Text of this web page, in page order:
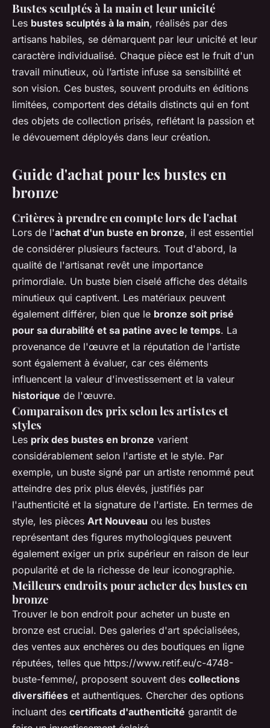
Bustes sculptés à la main et leur unicité
Les bustes sculptés à la main, réalisés par des
artisans habiles, se démarquent par leur unicité et leur
caractère individualisé. Chaque pièce est le fruit d'un
travail minutieux, où l’artiste infuse sa sensibilité et
son vision. Ces bustes, souvent produits en éditions
limitées, comportent des détails distincts qui en font
des objets de collection prisés, reflétant la passion et
le dévouement déployés dans leur création.
Guide d'achat pour les bustes en
bronze
Critères à prendre en compte lors de l'achat
Lors de l'achat d'un buste en bronze, il est essentiel
de considérer plusieurs facteurs. Tout d'abord, la
qualité de l'artisanat revêt une importance
primordiale. Un buste bien ciselé affiche des détails
minutieux qui captivent. Les matériaux peuvent
également différer, bien que le bronze soit prisé
pour sa durabilité et sa patine avec le temps. La
provenance de l'œuvre et la réputation de l'artiste
sont également à évaluer, car ces éléments
influencent la valeur d'investissement et la valeur
historique de l'œuvre.
Comparaison des prix selon les artistes et
styles
Les prix des bustes en bronze varient
considérablement selon l'artiste et le style. Par
exemple, un buste signé par un artiste renommé peut
atteindre des prix plus élevés, justifiés par
l'authenticité et la signature de l'artiste. En termes de
style, les pièces Art Nouveau ou les bustes
représentant des figures mythologiques peuvent
également exiger un prix supérieur en raison de leur
popularité et de la richesse de leur iconographie.
Meilleurs endroits pour acheter des bustes en
bronze
Trouver le bon endroit pour acheter un buste en
bronze est crucial. Des galeries d'art spécialisées,
des ventes aux enchères ou des boutiques en ligne
réputées, telles que https://www.retif.eu/c-4748-
buste-femme/, proposent souvent des collections
diversifiées et authentiques. Chercher des options
incluant des certificats d'authenticité garantit de